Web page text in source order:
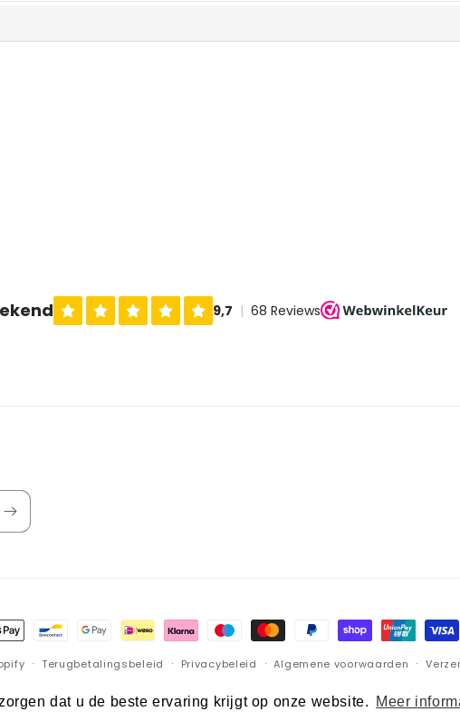
dat u de beste ervaring krijgt op onze website. Meer
Terugbetalingsbeleid Privacybeleid Algemene voorwaarden